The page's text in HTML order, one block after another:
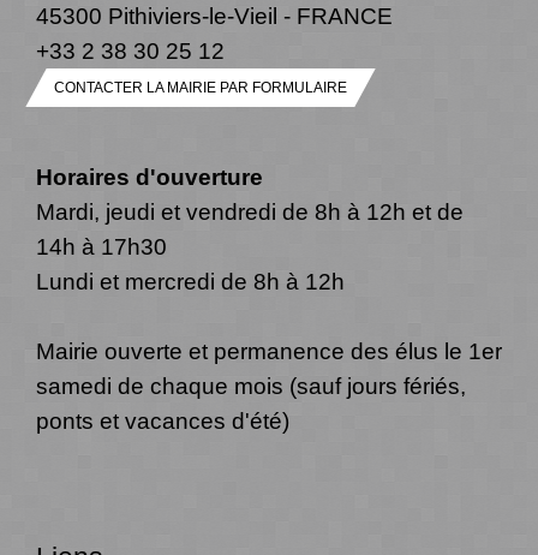
45300 Pithiviers-le-Vieil - FRANCE
+33 2 38 30 25 12
CONTACTER LA MAIRIE PAR FORMULAIRE
Horaires d'ouverture
Mardi, jeudi et vendredi de 8h à 12h et de
14h à 17h30
Lundi et mercredi de 8h à 12h
Mairie ouverte et permanence des élus le 1er
samedi de chaque mois (sauf jours fériés,
ponts et vacances d'été)